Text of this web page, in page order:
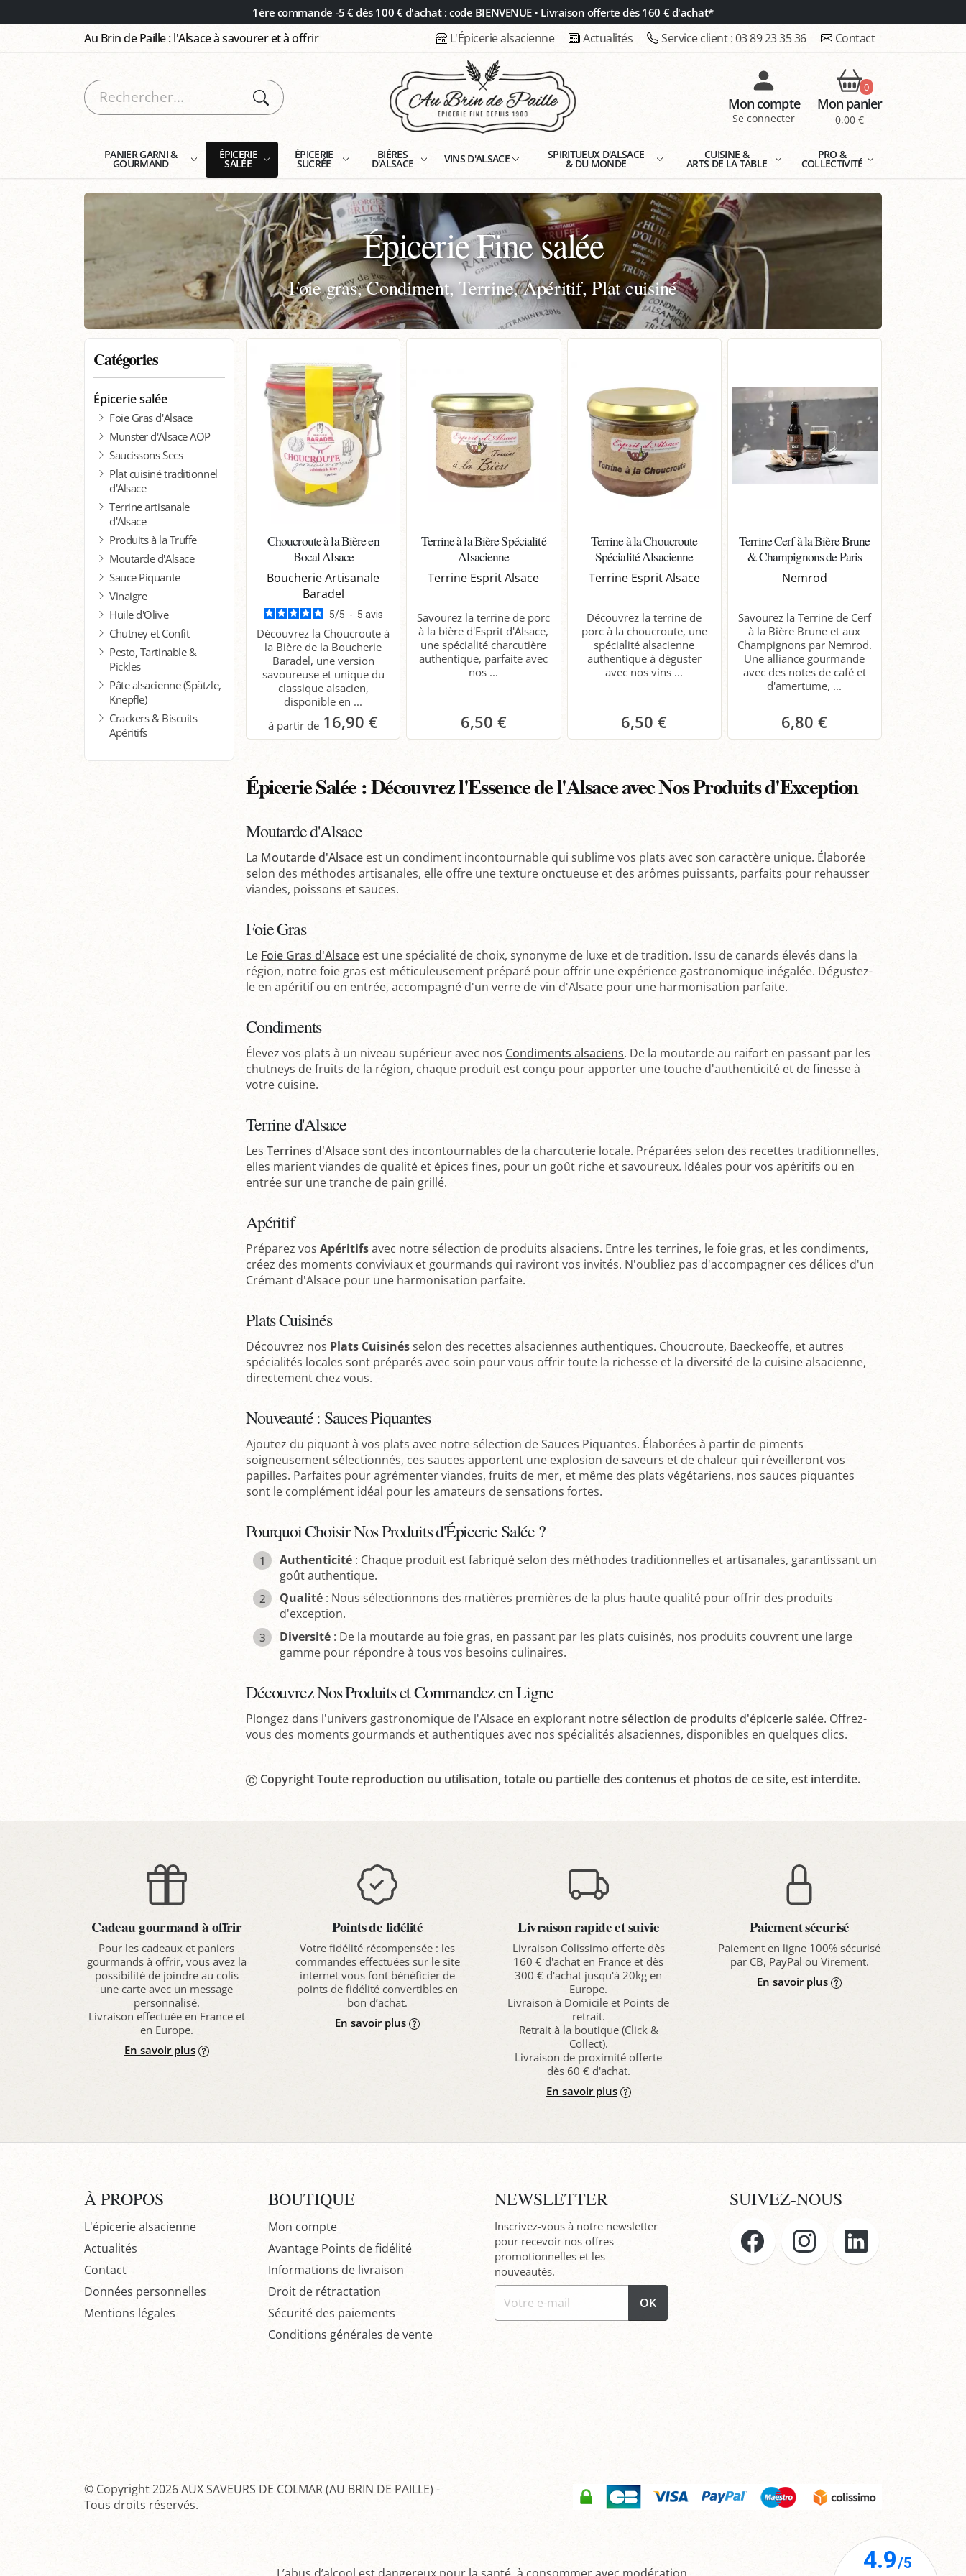
1ère commande -5 € dès 100 € d'achat : code BIENVENUE • Livraison offerte dès 160 € d'achat*
Au Brin de Paille : l'Alsace à savourer et à offrir L'Épicerie alsacienne Actualités Service client :03 89 23 35 36 Contact
Mon compte
Se connecter
0
Mon panier
0,00 €
PANIER GARNI &
GOURMAND
ÉPICERIE
SALÉE
ÉPICERIE
SUCRÉE
BIÈRES
D'ALSACE VINS D'ALSACE SPIRITUEUX D'ALSACE
& DU MONDE
CUISINE &
ARTS DE LA TABLE
PRO &
COLLECTIVITÉ
Épicerie Fine salée
Foie gras, Condiment, Terrine, Apéritif, Plat cuisiné
Catégories
Épicerie salée
Foie Gras d'Alsace
Munster d'Alsace AOP
Saucissons Secs
Plat cuisiné traditionnel
d'Alsace
Terrine artisanale
d'Alsace
Produits à la Truffe
Moutarde d'Alsace
Sauce Piquante
Vinaigre
Huile d'Olive
Chutney et Confit
Pesto, Tartinable &
Pickles
Pâte alsacienne (Spätzle,
Knepfle)
Crackers & Biscuits
Apéritifs
Choucroute à la Bière en
Bocal Alsace
Boucherie Artisanale
Baradel
5/5 - 5 avis
Découvrez la Choucroute à
la Bière de la Boucherie
Baradel, une version
savoureuse et unique du
classique alsacien,
disponible en ...
16,90 €
Terrine à la Bière Spécialité
Alsacienne
Terrine Esprit Alsace
Savourez la terrine de porc
à la bière d'Esprit d'Alsace,
une spécialité charcutière
authentique, parfaite avec
nos ...
6,50 €
Terrine à la Choucroute
Spécialité Alsacienne
Terrine Esprit Alsace
Découvrez la terrine de
porc à la choucroute, une
spécialité alsacienne
authentique à déguster
avec nos vins ...
6,50 €
Terrine Cerf à la Bière Brune
& Champignons de Paris
Nemrod
Savourez la Terrine de Cerf
à la Bière Brune et aux
Champignons par Nemrod.
Une alliance gourmande
avec des notes de café et
d'amertume, ...
6,80 €
Épicerie Salée : Découvrez l'Essence de l'Alsace avec Nos Produits d'Exception
Moutarde d'Alsace
La Moutarde d'Alsaceest un condiment incontournable qui sublime vos plats avec son caractère unique. Élaborée
selon des méthodes artisanales, elle offre une texture onctueuse et des arômes puissants, parfaits pour rehausser
viandes, poissons et sauces.
Foie Gras
Le Foie Gras d'Alsace est une spécialité de choix, synonyme de luxe et de tradition. Issu de canards élevés dans la
région, notre foie gras est méticuleusement préparé pour offrir une expérience gastronomique inégalée. Dégustez-
le en apéritif ou en entrée, accompagné d'un verre de vin d'Alsace pour une harmonisation parfaite.
Condiments
Élevez vos plats à un niveau supérieur avec nos Condiments alsaciens. De la moutarde au raifort en passant par les
chutneys de fruits de la région, chaque produit est conçu pour apporter une touche d'authenticité et de finesse à
votre cuisine.
Terrine d'Alsace
LesTerrines d'Alsacesont des incontournables de la charcuterie locale. Préparées selon des recettes traditionnelles,
elles marient viandes de qualité et épices fines, pour un goût riche et savoureux. Idéales pour vos apéritifs ou en
entrée sur une tranche de pain grillé.
Apéritif
Préparez vosApéritifsavec notre sélection de produits alsaciens. Entre les terrines, le foie gras, et les condiments,
créez des moments conviviaux et gourmands qui raviront vos invités. N'oubliez pas d'accompagner ces délices d'un
Crémant d'Alsace pour une harmonisation parfaite.
Plats Cuisinés
Découvrez nos Plats Cuisinésselon des recettes alsaciennes authentiques. Choucroute, Baeckeoffe, et autres
spécialités locales sont préparés avec soin pour vous offrir toute la richesse et la diversité de la cuisine alsacienne,
directement chez vous.
Nouveauté : Sauces Piquantes
Ajoutez du piquant à vos plats avec notre sélection de Sauces Piquantes. Élaborées à partir de piments
soigneusement sélectionnés, ces sauces apportent une explosion de saveurs et de chaleur qui réveilleront vos
papilles. Parfaites pour agrémenter viandes, fruits de mer, et même des plats végétariens, nos sauces piquantes
sont le complément idéal pour les amateurs de sensations fortes.
Pourquoi Choisir Nos Produits d'Épicerie Salée ?
Authenticité: Chaque produit est fabriqué selon des méthodes traditionnelles et artisanales, garantissant un
goût authentique.
Qualité: Nous sélectionnons des matières premières de la plus haute qualité pour offrir des produits
d'exception.
Diversité: De la moutarde au foie gras, en passant par les plats cuisinés, nos produits couvrent une large
gamme pour répondre à tous vos besoins culinaires.
Découvrez Nos Produits et Commandez en Ligne
Plongez dans l'univers gastronomique de l'Alsace en explorant notresélection de produits d'épicerie salée. Offrez-
vous des moments gourmands et authentiques avec nos spécialités alsaciennes, disponibles en quelques clics.
Copyright Toute reproduction ou utilisation, totale ou partielle des contenus et photos de ce site, est interdite.
Cadeau gourmand à offrir
Pour les cadeaux et paniers
gourmands à offrir, vous avez la
possibilité de joindre au colis
une carte avec un message
personnalisé.
Livraison effectuée en France et
en Europe.
En savoir plus
Points de fidélité
Votre fidélité récompensée : les
commandes effectuées sur le site
internet vous font bénéficier de
points de fidélité convertibles en
bon d’achat.
En savoir plus
Livraison rapide et suivie
Livraison Colissimo offerte dès
160 € d'achat en France et dès
300 € d'achat jusqu'à 20kg en
Europe.
Livraison à Domicile et Points de
retrait.
Retrait à la boutique (Click &
Collect).
Livraison de proximité offerte
dès 60 € d'achat.
En savoir plus
Paiement sécurisé
Paiement en ligne 100% sécurisé
par CB, PayPal ou Virement.
En savoir plus
À PROPOS
L'épicerie alsacienne
Actualités
Contact
Données personnelles
Mentions légales
BOUTIQUE
Mon compte
Avantage Points de fidélité
Informations de livraison
Droit de rétractation
Sécurité des paiements
Conditions générales de vente
NEWSLETTER
Inscrivez-vous à notre newsletter
pour recevoir nos offres
promotionnelles et les
nouveautés.
OK
SUIVEZ-NOUS
© Copyright 2026AUX SAVEURS DE COLMAR (AU BRIN DE PAILLE) -
Tous droits réservés.